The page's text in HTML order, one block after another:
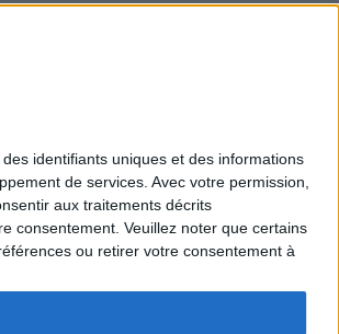
identifiants uniques et des informations
de services. Avec votre permission,
aux traitements décrits
consentement. Veuillez noter que certains
ou retirer votre consentement à
confidentialité
cookies
général - Jeux